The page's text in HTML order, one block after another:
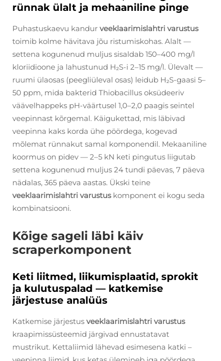
rünnak ülalt ja mehaaniline pinge
Puhastuskaevu kandur veeklaarimislahtri varustus
toimib kolme hävitava jõu ristumiskohas. Alalt —
settena kogunenud muljus sisaldab 150–400 mg/l
kloriidioone ja lahustunud H₂S-i 2–15 mg/l. Ülevalt —
ruumi ülaosas (peegliüleval osas) leidub H₂S-gaasi 5–
50 ppm, mida bakterid Thiobacillus oksüdeeriv
väävelhappeks pH-väärtusel 1,0–2,0 paagis seintel
veepinnast kõrgemal. Käigukettad, mis läbivad
veepinna kaks korda ühe pöördega, kogevad
mõlemat rünnakut samal komponendil. Mekaaniline
koormus on pidev — 2–5 kN keti pingutus liigutab
settena kogunenud muljus 24 tundi päevas, 7 päeva
nädalas, 365 päeva aastas. Ükski teine
veeklaarimislahtri varustus komponent ei kogu seda
kombinatsiooni.
Kõige sageli läbi käiv
scraperkomponent
Keti liitmed, liikumisplaatid, sprokit
ja kulutuspalad — katkemise
järjestuse analüüs
Katkemise järjestus veeklaarimislahtri varustus
kraapimissüsteemid järgivad ennustatavat
mustrikut. Kettaliimid lähevad esimesena katki –